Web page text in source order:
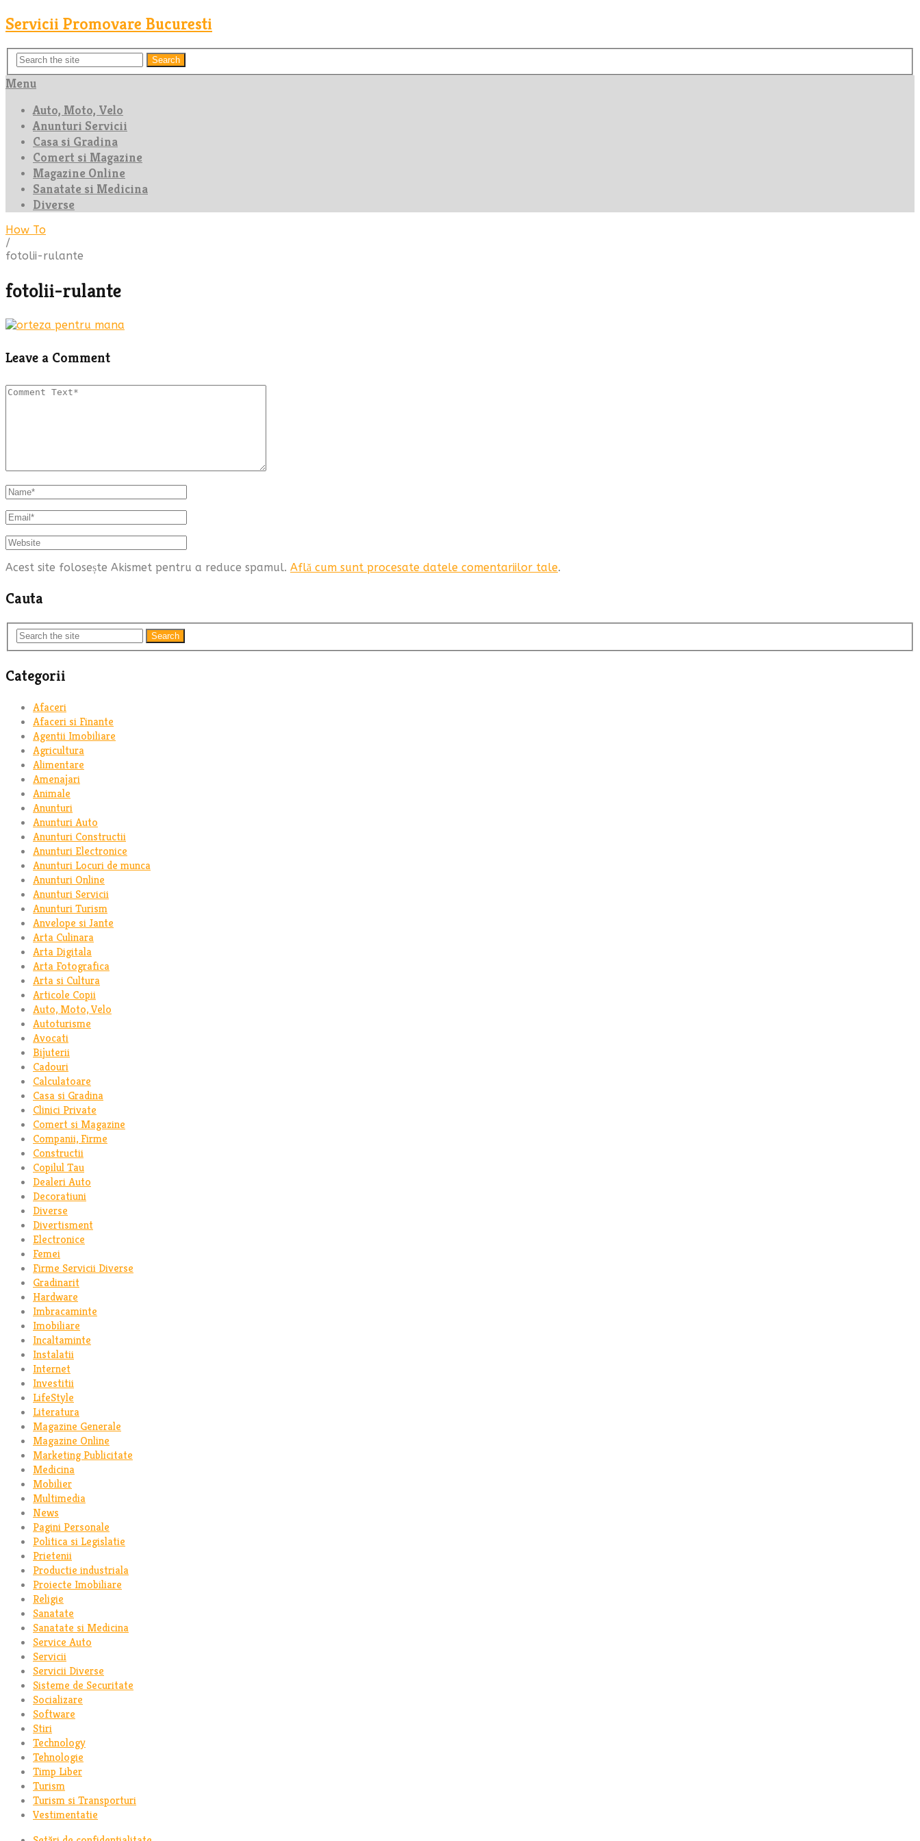
Servicii Promovare Bucuresti
Search
Menu
Auto, Moto, Velo
Anunturi Servicii
Casa si Gradina
Comert si Magazine
Magazine Online
Sanatate si Medicina
Diverse
How To
/
fotolii-rulante
fotolii-rulante
Leave a Comment
Acest site folosește Akismet pentru a reduce spamul. Află cum sunt procesate datele comentariilor tale.
Cauta
Search
Categorii
Afaceri
Afaceri si Finante
Agentii Imobiliare
Agricultura
Alimentare
Amenajari
Animale
Anunturi
Anunturi Auto
Anunturi Constructii
Anunturi Electronice
Anunturi Locuri de munca
Anunturi Online
Anunturi Servicii
Anunturi Turism
Anvelope si Jante
Arta Culinara
Arta Digitala
Arta Fotografica
Arta si Cultura
Articole Copii
Auto, Moto, Velo
Autoturisme
Avocati
Bijuterii
Cadouri
Calculatoare
Casa si Gradina
Clinici Private
Comert si Magazine
Companii, Firme
Constructii
Copilul Tau
Dealeri Auto
Decoratiuni
Diverse
Divertisment
Electronice
Femei
Firme Servicii Diverse
Gradinarit
Hardware
Imbracaminte
Imobiliare
Incaltaminte
Instalatii
Internet
Investitii
LifeStyle
Literatura
Magazine Generale
Magazine Online
Marketing Publicitate
Medicina
Mobilier
Multimedia
News
Pagini Personale
Politica si Legislatie
Prietenii
Productie industriala
Proiecte Imobiliare
Religie
Sanatate
Sanatate si Medicina
Service Auto
Servicii
Servicii Diverse
Sisteme de Securitate
Socializare
Software
Stiri
Technology
Tehnologie
Timp Liber
Turism
Turism si Transporturi
Vestimentatie